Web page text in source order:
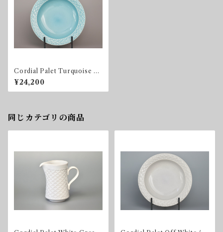
Cordial Palet Turquoise So
up Bowl
¥24,200
同じカテゴリの商品